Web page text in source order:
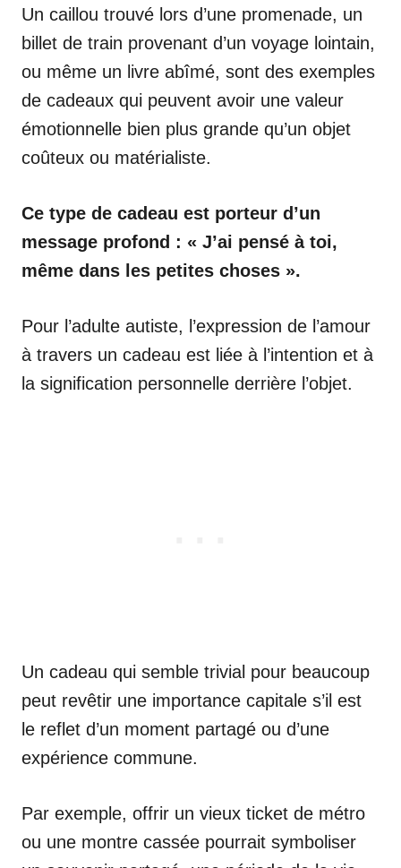
Un caillou trouvé lors d’une promenade, un
billet de train provenant d’un voyage lointain,
ou même un livre abîmé, sont des exemples
de cadeaux qui peuvent avoir une valeur
émotionnelle bien plus grande qu’un objet
coûteux ou matérialiste.
Ce type de cadeau est porteur d’un
message profond : « J’ai pensé à toi,
même dans les petites choses ».
Pour l’adulte autiste, l’expression de l’amour
à travers un cadeau est liée à l’intention et à
la signification personnelle derrière l’objet.
Un cadeau qui semble trivial pour beaucoup
peut revêtir une importance capitale s’il est
le reflet d’un moment partagé ou d’une
expérience commune.
Par exemple, offrir un vieux ticket de métro
ou une montre cassée pourrait symboliser